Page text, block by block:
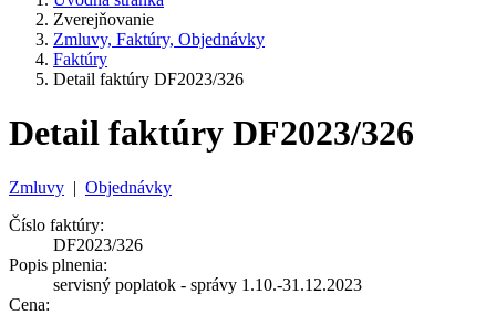
Zverejňovanie
Zmluvy, Faktúry, Objednávky
Faktúry
Detail faktúry DF2023/326
Detail faktúry DF2023/326
Zmluvy | Objednávky
Číslo faktúry:
DF2023/326
Popis plnenia:
servisný poplatok - správy 1.10.-31.12.2023
Cena: